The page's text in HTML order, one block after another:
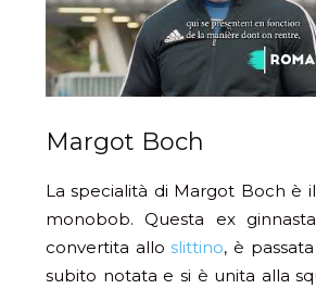
Margot Boch
La specialità di Margot Boch è
monobob. Questa ex
convertita alloslittino, è
subito notata e si è unita alla